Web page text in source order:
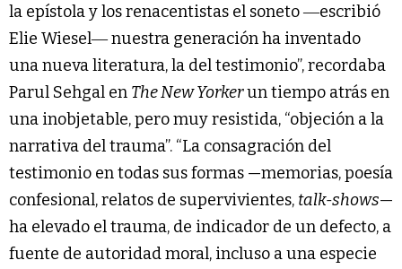
la epístola y los renacentistas el soneto ―escribió
Elie Wiesel― nuestra generación ha inventado
una nueva literatura, la del testimonio”, recordaba
Parul Sehgal en The New Yorkerun tiempo atrás en
una inobjetable, pero muy resistida, “objeción a la
narrativa del trauma”. “La consagración del
testimonio en todas sus formas —memorias, poesía
confesional, relatos de supervivientes, talk-shows—
ha elevado el trauma, de indicador de un defecto, a
fuente de autoridad moral, incluso a una especie